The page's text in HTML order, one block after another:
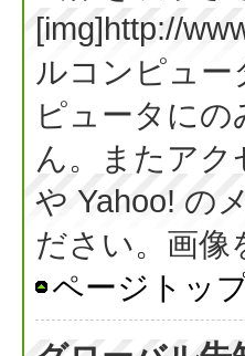
[img]http://
ルコンピュ
ピュータに
ん。またアク
や Yahoo! の
ださい。画像
ページトッ